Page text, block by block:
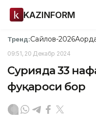
KAZINFORM
Тренд:Сайлов-2026
09:51, 20 Декабр 2024
Сурияда 33
фуқароси бор